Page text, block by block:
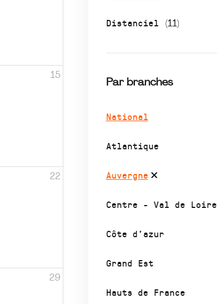
Distanciel (11)
Par branches
National
Atlantique
Auvergne
Centre - Val de Loire
Côte d’azur
Grand Est
Hauts de France
15
22
29